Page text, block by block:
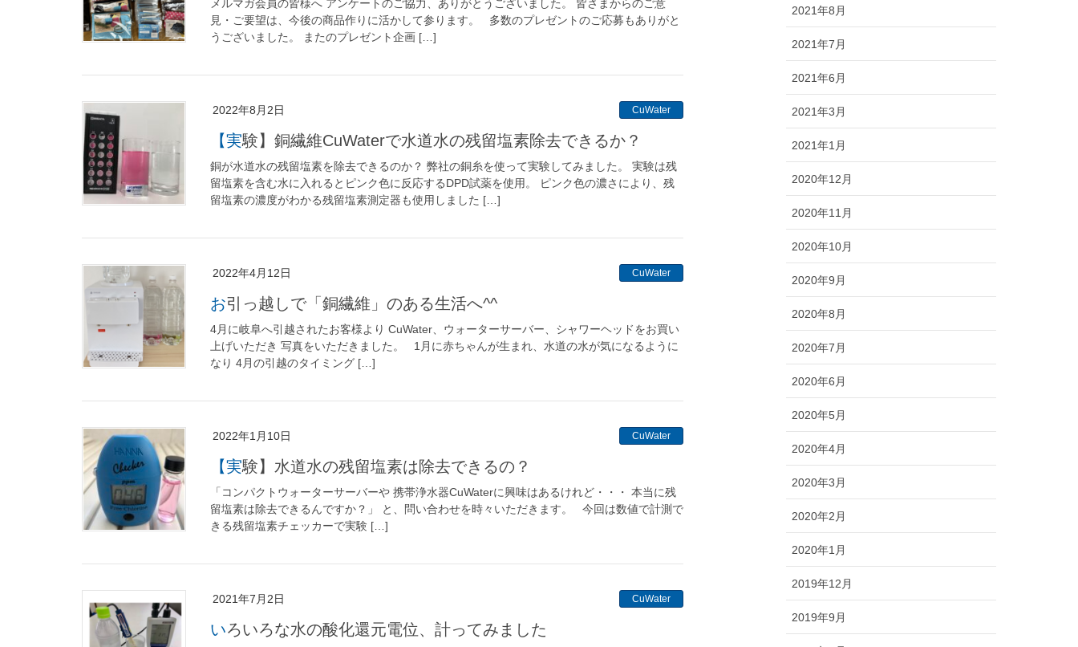
メルマガ会員の皆様へ アンケートのご協力、ありがとうございました。 皆さまからのご意
見・ご要望は、今後の商品作りに活かして参ります。 多数のプレゼントのご応募もありがと
うございました。 またのプレゼント企画 […]
2022年8月2日 CuWater
【実験】銅繊維CuWaterで水道水の残留塩素除去できるか？
銅が水道水の残留塩素を除去できるのか？ 弊社の銅糸を使って実験してみました。 実験は残
留塩素を含む水に入れるとピンク色に反応するDPD試薬を使用。 ピンク色の濃さにより、残
留塩素の濃度がわかる残留塩素測定器も使用しました […]
2022年4月12日 CuWater
お引っ越しで「銅繊維」のある生活へ^^
4月に岐阜へ引越されたお客様より CuWater、ウォーターサーバー、シャワーヘッドをお買い
上げいただき 写真をいただきました。 1月に赤ちゃんが生まれ、水道の水が気になるように
なり 4月の引越のタイミング […]
2022年1月10日 CuWater
【実験】水道水の残留塩素は除去できるの？
「コンパクトウォーターサーバーや 携帯浄水器CuWaterに興味はあるけれど・・・ 本当に残
留塩素は除去できるんですか？」 と、問い合わせを時々いただきます。 今回は数値で計測で
きる残留塩素チェッカーで実験 […]
2021年7月2日 CuWater
いろいろな水の酸化還元電位、計ってみました
2021年8月
2021年7月
2021年6月
2021年3月
2021年1月
2020年12月
2020年11月
2020年10月
2020年9月
2020年8月
2020年7月
2020年6月
2020年5月
2020年4月
2020年3月
2020年2月
2020年1月
2019年12月
2019年9月